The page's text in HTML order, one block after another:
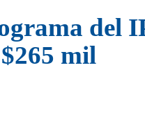
del
mil